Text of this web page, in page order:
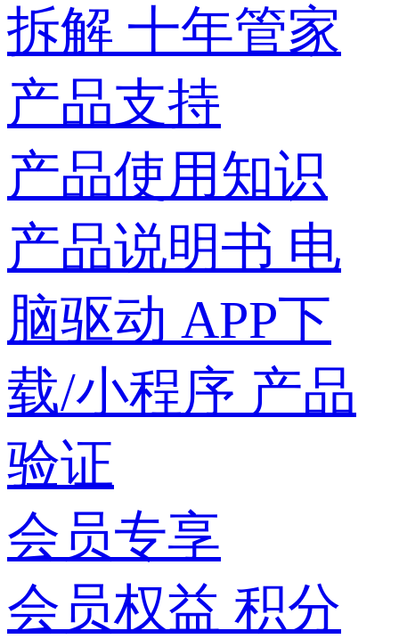
拆解 十年管家
产品支持
产品使用知识
产品说明书 电
脑驱动 APP下
载/小程序 产品
验证
会员专享
会员权益 积分